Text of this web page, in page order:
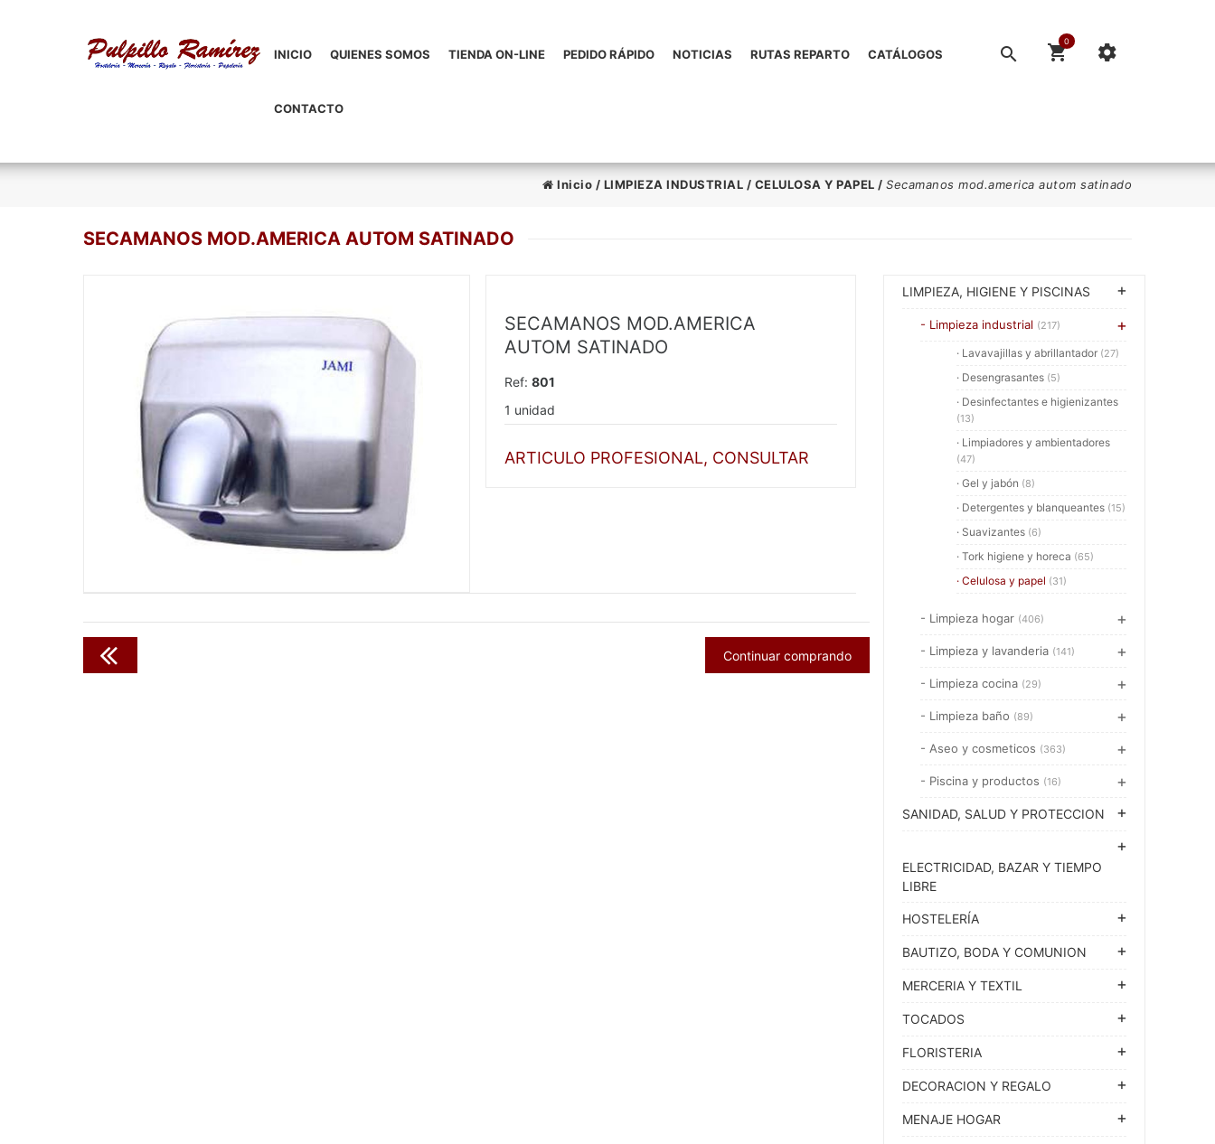
0
INICIO QUIENES SOMOS TIENDA ON-LINE PEDIDO RÁPIDO NOTICIAS RUTAS REPARTO CATÁLOGOS
CONTACTO
Inicio / LIMPIEZA INDUSTRIAL / CELULOSA Y PAPEL / Secamanos mod.america autom satinado
SECAMANOS MOD.AMERICA AUTOM SATINADO
LIMPIEZA, HIGIENE Y PISCINAS
- Limpieza industrial (217)
· Lavavajillas y abrillantador (27)
· Desengrasantes (5)
· Desinfectantes e higienizantes
(13)
· Limpiadores y ambientadores
(47)
· Gel y jabón (8)
· Detergentes y blanqueantes (15)
· Suavizantes (6)
· Tork higiene y horeca (65)
· Celulosa y papel (31)
- Limpieza hogar (406)
- Limpieza y lavanderia (141)
- Limpieza cocina (29)
- Limpieza baño (89)
- Aseo y cosmeticos (363)
- Piscina y productos (16)
SANIDAD, SALUD Y PROTECCION
ELECTRICIDAD, BAZAR Y TIEMPO
LIBRE
HOSTELERÍA
BAUTIZO, BODA Y COMUNION
MERCERIA Y TEXTIL
TOCADOS
FLORISTERIA
DECORACION Y REGALO
MENAJE HOGAR
SECAMANOS MOD.AMERICA
AUTOM SATINADO
Ref: 801
1 unidad
ARTICULO PROFESIONAL, CONSULTAR
Continuar comprando